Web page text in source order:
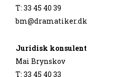
T: 33 45 40 39
bm@dramatiker.dk
Juridisk konsulent
Mai Brynskov
T: 33 45 40 33